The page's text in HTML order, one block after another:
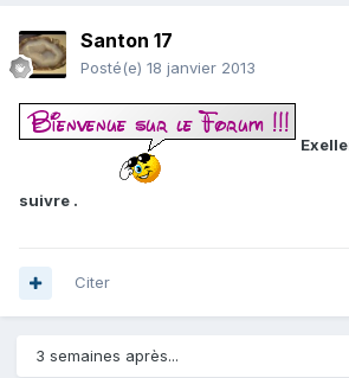
Santon 17
Posté(e) 18 janvier 2013
suivre .
Citer
3 semaines après...